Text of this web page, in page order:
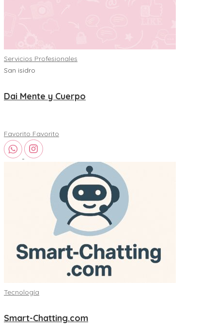
Servicios Profesionales
San isidro
Dai Mente y Cuerpo
Favorito Favorito
Tecnología
Smart-Chatting.com